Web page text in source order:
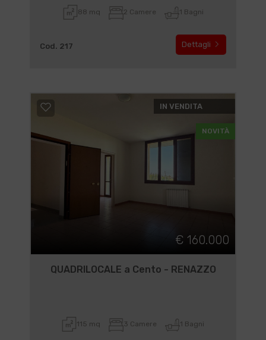
88 mq 2 Camere 1 Bagni
Cod. 217 Dettagli
IN VENDITA
NOVITÀ
€ 160.000
QUADRILOCALE a Cento - RENAZZO
115 mq 3 Camere 1 Bagni